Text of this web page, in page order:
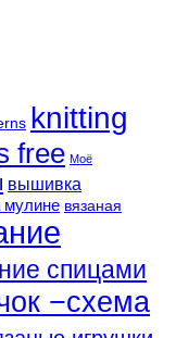
knitting
free Моё
вышивка
вязаная
спицами
−схема